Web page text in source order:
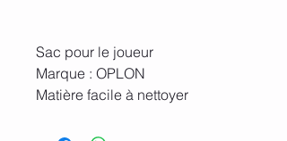
Sac pour le joueur
Marque : OPLON
Matière facile à nettoyer